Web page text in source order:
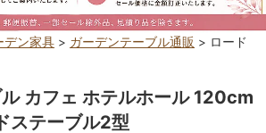
デン家具 > ガーデンテーブル通販 > ロード
カフェ ホテルホール 120cm
ステーブル2型